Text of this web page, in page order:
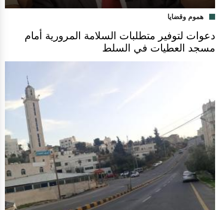
هموم وقضايا
دعوات لتوفير متطلبات السلامة المرورية أمام
مسجد العطيات في السلط